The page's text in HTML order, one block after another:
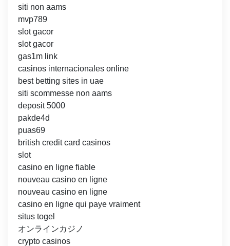
siti non aams
mvp789
slot gacor
slot gacor
gas1m link
casinos internacionales online
best betting sites in uae
siti scommesse non aams
deposit 5000
pakde4d
puas69
british credit card casinos
slot
casino en ligne fiable
nouveau casino en ligne
nouveau casino en ligne
casino en ligne qui paye vraiment
situs togel
オンラインカジノ
crypto casinos